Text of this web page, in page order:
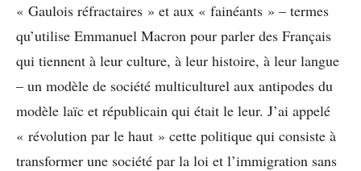
« Gaulois réfractaires » et aux « fainéants » – termes
qu’utilise Emmanuel Macron pour parler des Français
qui tiennent à leur culture, à leur histoire, à leur langue
– un modèle de société multiculturel aux antipodes du
modèle laïc et républicain qui était le leur. J’ai appelé
« révolution par le haut » cette politique qui consiste à
transformer une société par la loi et l’immigration sans